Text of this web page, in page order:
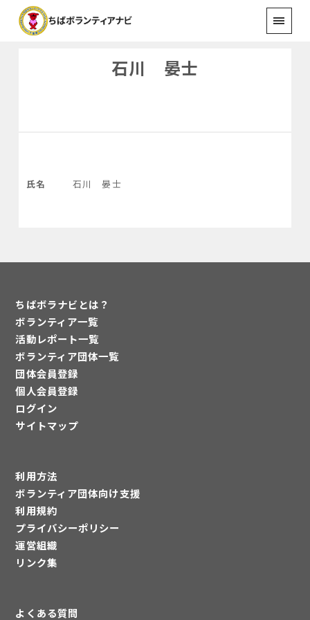
石川 晏士
氏名 石川 晏士
ちばボラナビとは？
ボランティア一覧
活動レポート一覧
ボランティア団体一覧
団体会員登録
個人会員登録
ログイン
サイトマップ
利用方法
ボランティア団体向け支援
利用規約
プライバシーポリシー
運営組織
リンク集
よくある質問